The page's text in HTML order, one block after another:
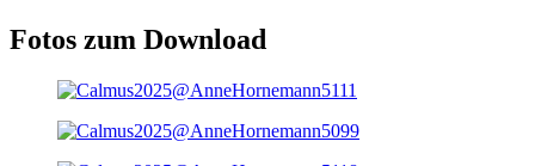
Fotos zum Download